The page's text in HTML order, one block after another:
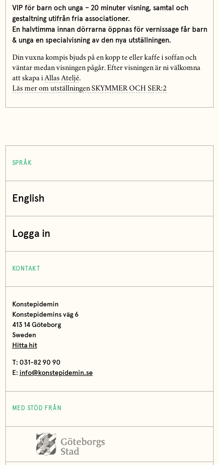
VIP för barn och unga – 20 minuter visning, samtal och
gestaltning utifrån fria associationer.
En halvtimma innan dörrarna öppnas för vernissage får barn
& unga en specialvisning av den nya utställningen.
Din vuxna kompis bjuds på en kopp te eller kaffe i soffan och
väntar medan visningen pågår. Efter visningen är ni välkomna
att skapa i Allas Ateljé.
Läs mer om utställningen SKYMMER OCH SER:2
SPRÅK
English
Logga in
KONTAKT
Konstepidemin
Konstepidemins väg 6
413 14 Göteborg
Sweden
Hitta hit
T: 031-82 90 90
E: info@konstepidemin.se
MED STÖD FRÅN